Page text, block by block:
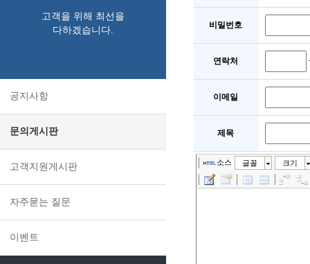
고객을 위해 최선을
다하겠습니다.
공지사항
문의게시판
고객지원게시판
자주묻는 질문
이벤트
비밀번호
연락처
이메일
제목
소스 글꼴 크기